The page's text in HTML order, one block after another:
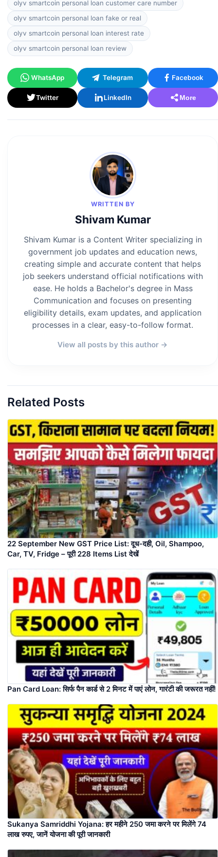
olyv smartcoin personal loan customer care number
olyv smartcoin personal loan fake or real
olyv smartcoin personal loan interest rate
olyv smartcoin personal loan review
WhatsApp Telegram Facebook
Twitter LinkedIn More
WRITTEN BY
Shivam Kumar
Shivam Kumar is a Content Writer specializing in
government job updates and education news,
creating simple and accurate content that helps
job seekers understand official notifications with
ease. He holds a Bachelor's degree in Mass
Communication and focuses on presenting
eligibility details, exam updates, and application
processes in a clear, easy-to-follow format.
View all posts by this author →
Related Posts
22 September New GST Price List: दूध-दही, Oil, Shampoo,
Car, TV, Fridge – पूरी 228 Items List देखें
Pan Card Loan: सिर्फ पैन कार्ड से 2 मिनट में पाएं लोन, गारंटी की जरूरत नहीं!
Sukanya Samriddhi Yojana: हर महीने 250 जमा करने पर मिलेंगे 74
लाख रुपए, जानें योजना की पूरी जानकारी